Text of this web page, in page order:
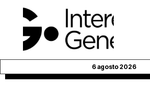
6 agosto 2026